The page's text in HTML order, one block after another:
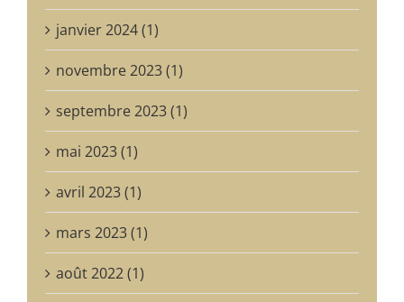
janvier 2024 (1)
novembre 2023 (1)
septembre 2023 (1)
mai 2023 (1)
avril 2023 (1)
mars 2023 (1)
août 2022 (1)